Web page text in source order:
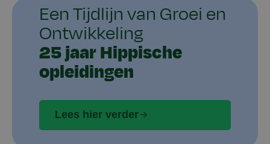
Een Tijdlijn van Groei en
Ontwikkeling
25 jaar Hippische
opleidingen
Lees hier verder